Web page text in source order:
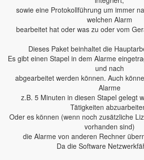
sowie eine Protokollführung um immer
welchen Alarm
bearbeitet hat oder was zu oder vom
Dieses Paket beinhaltet die
Es gibt einen Stapel in dem Alarme
und nach
abgearbeitet werden können. Auch
Alarme
z.B. 5 Minuten in diesen Stapel gelegt
Tätigkeiten
Oder es können (wenn noch zusätzliche
vorhanden sind)
die Alarme von anderen Rechner
Da die Software